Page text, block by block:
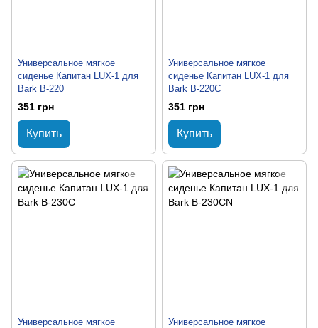
Универсальное мягкое
сиденье Капитан LUX-1 для
Bark B-220
351 грн
Купить
Универсальное мягкое
сиденье Капитан LUX-1 для
Bark B-220C
351 грн
Купить
Универсальное мягкое
Универсальное мягкое